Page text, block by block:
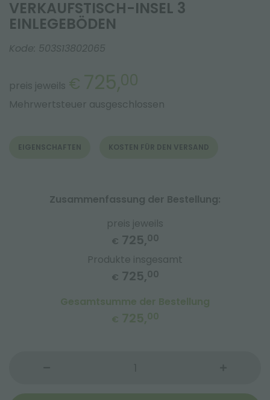
VERKAUFSTISCH-INSEL 3
EINLEGEBÖDEN
Kode: 503S13802065
preis jeweils € 725,00
Mehrwertsteuer ausgeschlossen
EIGENSCHAFTEN KOSTEN FÜR DEN VERSAND
Zusammenfassung der Bestellung:
preis jeweils
€ 725,00
Produkte insgesamt
€ 725,00
Gesamtsumme der Bestellung
€ 725,00